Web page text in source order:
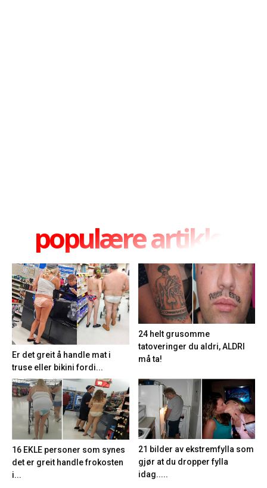
populære artikler
Er det greit å handle mat i
truse eller bikini fordi...
24 helt grusomme
tatoveringer du aldri, ALDRI
må ta!
16 EKLE personer som synes
det er greit handle frokosten
i...
21 bilder av ekstremfylla som
gjør at du dropper fylla
idag.....